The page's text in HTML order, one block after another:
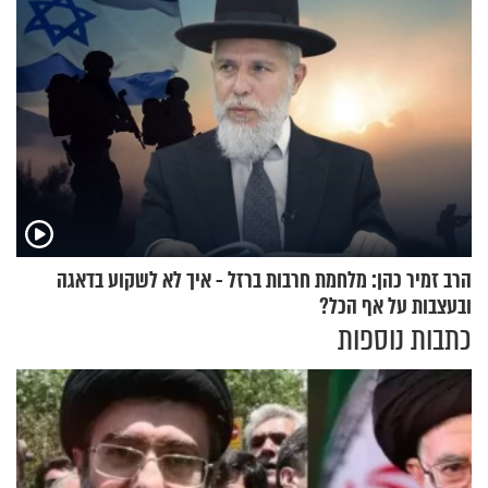
הרב זמיר כהן: מלחמת חרבות ברזל - איך לא לשקוע בדאגה
ובעצבות על אף הכל?
כתבות נוספות